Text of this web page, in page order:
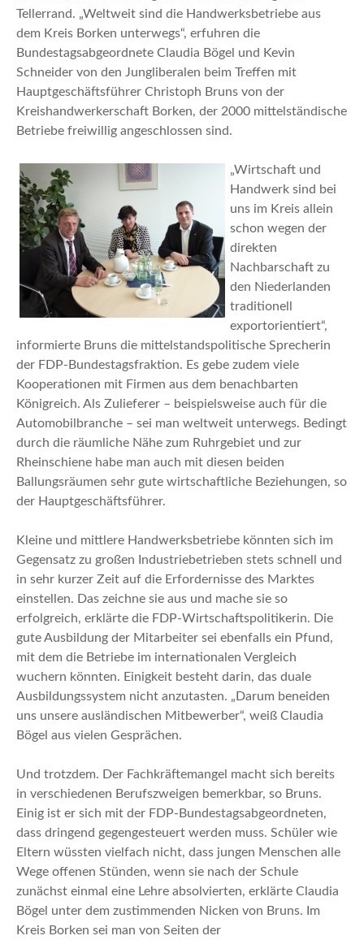
Tellerrand. „Weltweit sind die Handwerksbetriebe aus
dem Kreis Borken unterwegs“, erfuhren die
Bundestagsabgeordnete Claudia Bögel und Kevin
Schneider von den Jungliberalen beim Treffen mit
Hauptgeschäftsführer Christoph Bruns von der
Kreishandwerkerschaft Borken, der 2000 mittelständische
Betriebe freiwillig angeschlossen sind.
„Wirtschaft und
Handwerk sind bei
uns im Kreis allein
schon wegen der
direkten
Nachbarschaft zu
den Niederlanden
traditionell
exportorientiert“,
informierte Bruns die mittelstandspolitische Sprecherin
der FDP-Bundestagsfraktion. Es gebe zudem viele
Kooperationen mit Firmen aus dem benachbarten
Königreich. Als Zulieferer – beispielsweise auch für die
Automobilbranche – sei man weltweit unterwegs. Bedingt
durch die räumliche Nähe zum Ruhrgebiet und zur
Rheinschiene habe man auch mit diesen beiden
Ballungsräumen sehr gute wirtschaftliche Beziehungen, so
der Hauptgeschäftsführer.
Kleine und mittlere Handwerksbetriebe könnten sich im
Gegensatz zu großen Industriebetrieben stets schnell und
in sehr kurzer Zeit auf die Erfordernisse des Marktes
einstellen. Das zeichne sie aus und mache sie so
erfolgreich, erklärte die FDP-Wirtschaftspolitikerin. Die
gute Ausbildung der Mitarbeiter sei ebenfalls ein Pfund,
mit dem die Betriebe im internationalen Vergleich
wuchern könnten. Einigkeit besteht darin, das duale
Ausbildungssystem nicht anzutasten. „Darum beneiden
uns unsere ausländischen Mitbewerber“, weiß Claudia
Bögel aus vielen Gesprächen.
Und trotzdem. Der Fachkräftemangel macht sich bereits
in verschiedenen Berufszweigen bemerkbar, so Bruns.
Einig ist er sich mit der FDP-Bundestagsabgeordneten,
dass dringend gegengesteuert werden muss. Schüler wie
Eltern wüssten vielfach nicht, dass jungen Menschen alle
Wege offenen Stünden, wenn sie nach der Schule
zunächst einmal eine Lehre absolvierten, erklärte Claudia
Bögel unter dem zustimmenden Nicken von Bruns. Im
Kreis Borken sei man von Seiten der